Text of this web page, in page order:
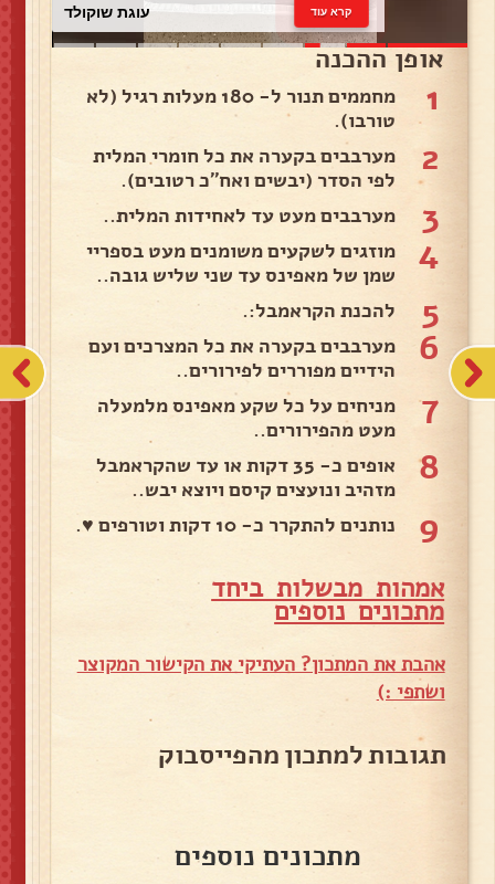
עוגת שוקולד קרא עוד
אופן ההכנה
1
מחממים תנור ל- 180 מעלות רגיל (לא
טורבו).
2
מערבבים בקערה את כל חומרי המלית
לפי הסדר (יבשים ואח''כ רטובים).
3 מערבבים מעט עד לאחידות המלית..
4
מוזגים לשקעים משומנים מעט בספריי
שמן של מאפינס עד שני שליש גובה..
5 להכנת הקראמבל:.
6
מערבבים בקערה את כל המצרכים ועם
הידיים מפוררים לפירורים..
7
מניחים על כל שקע מאפינס מלמעלה
מעט מהפירורים..
8
אופים כ- 35 דקות או עד שהקראמבל
מזהיב ונועצים קיסם ויוצא יבש..
9 נותנים להתקרר כ- 10 דקות וטורפים ♥.
אמהות מבשלות ביחד
מתכונים נוספים
אהבת את המתכון? העתיקי את הקישור המקוצר
ושתפי :)
תגובות למתכון מהפייסבוק
מתכונים נוספים